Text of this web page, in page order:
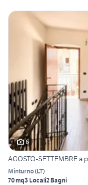
6
AGOSTO-SETTEMBRE a
Minturno(LT)
70 mq3 Locali2 Bagni